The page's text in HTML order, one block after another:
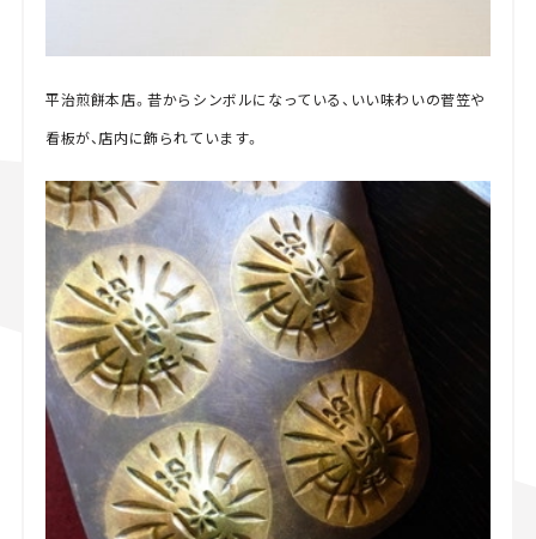
平治煎餅本店。昔からシンボルになっている、いい味わいの菅笠や
看板が、店内に飾られています。